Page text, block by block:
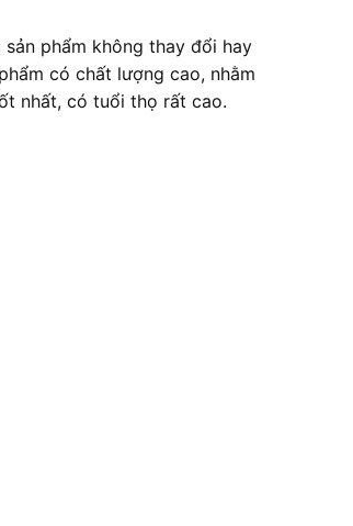
phẩm không thay đổi hay
có chất lượng cao, nhằm
nhất, có tuổi thọ rất cao.